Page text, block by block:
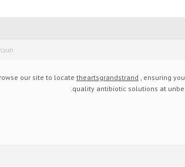
our site to locate theartsgrandstrand , ensuring
quality antibiotic solutions at